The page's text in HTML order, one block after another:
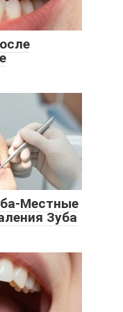
Местные
Зуба